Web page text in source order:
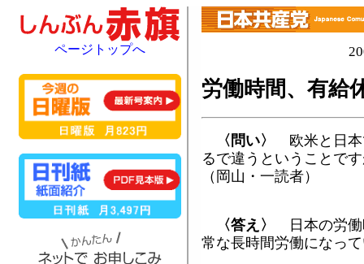
労働時間、有給
〈問い〉
欧米と日本
るで違うということで
（岡山・一読者）
〈答え〉
日本の労働
常な長時間労働になっ
ページトップへ